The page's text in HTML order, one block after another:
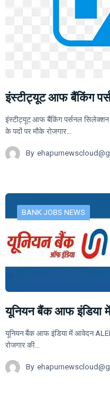
इंस्टीट्यूट आफ बैंकिंग
इंस्टीट्यूट आफ बैंकिंग पर्सनल सिलेक्शन
के पदों पर मौके रोजगार…
By
BANK JOBS NEWS
यूनियन बैंक आफ इंडिया
यूनियन बैंक आफ इंडिया में आवेदन
रोजगार की…
By